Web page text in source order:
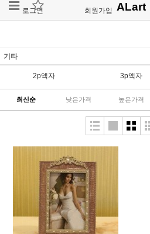
로그인 회원가입 ALart
기타
2p액자 3p액자
최신순 낮은가격 높은가격